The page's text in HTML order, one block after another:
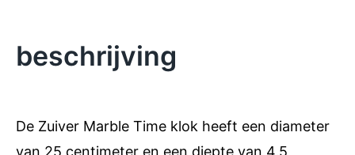
beschrijving
De Zuiver Marble Time klok heeft een diameter
van 25 centimeter en een diepte van 4,5